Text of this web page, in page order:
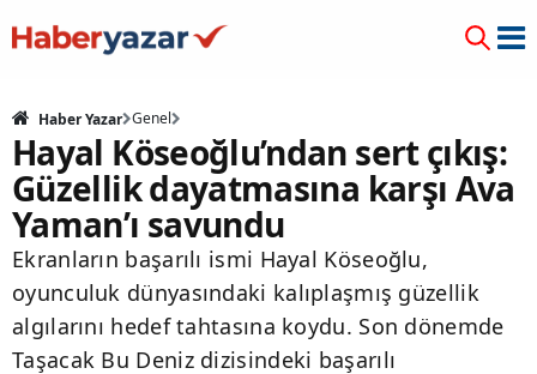
Haber Yazar Genel
Hayal Köseoğlu’ndan sert çıkış:
Güzellik dayatmasına karşı Ava
Yaman’ı savundu
Ekranların başarılı ismi Hayal Köseoğlu,
oyunculuk dünyasındaki kalıplaşmış güzellik
algılarını hedef tahtasına koydu. Son dönemde
Taşacak Bu Deniz dizisindeki başarılı